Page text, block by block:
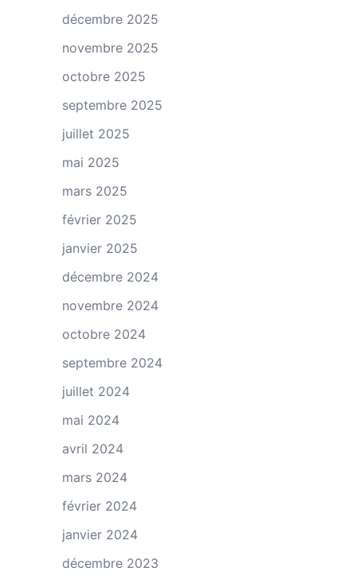
décembre 2025
novembre 2025
octobre 2025
septembre 2025
juillet 2025
mai 2025
mars 2025
février 2025
janvier 2025
décembre 2024
novembre 2024
octobre 2024
septembre 2024
juillet 2024
mai 2024
avril 2024
mars 2024
février 2024
janvier 2024
décembre 2023